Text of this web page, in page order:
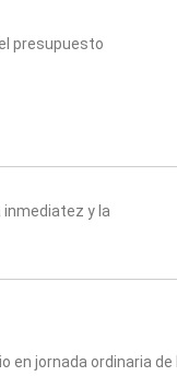
presupuesto
y la
en jornada ordinaria de